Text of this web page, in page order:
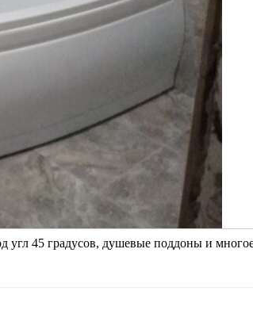
угл 45 градусов, душевые поддоны и